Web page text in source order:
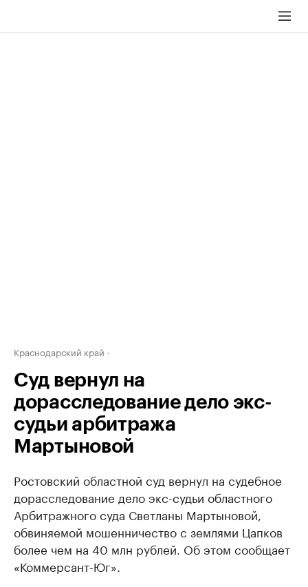
Краснодарский край
Суд вернул на
дорасследование дело экс-
судьи арбитража
Мартыновой
Ростовский областной суд вернул на судебное
дорасследование дело экс-судьи областного
Арбитражного суда Светланы Мартыновой,
обвиняемой мошенничество с землями Цапков
более чем на 40 млн рублей. Об этом сообщает
«Коммерсант-Юг».